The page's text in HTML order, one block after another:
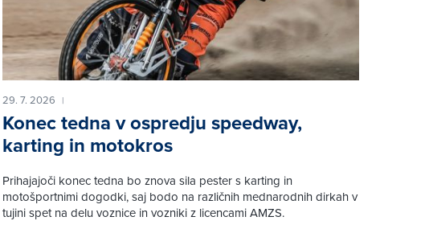
29. 7. 2026 |
Konec tedna v ospredju speedway,
karting in motokros
Prihajajoči konec tedna bo znova sila pester s karting in
motošportnimi dogodki, saj bodo na različnih mednarodnih dirkah v
tujini spet na delu voznice in vozniki z licencami AMZS.